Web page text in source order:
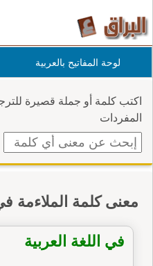
لوحة المفاتيح بالعربية
اكتب كلمة أو جملة قصيرة
المفردات
معنى كلمة الملاءمة
في اللغة العربية